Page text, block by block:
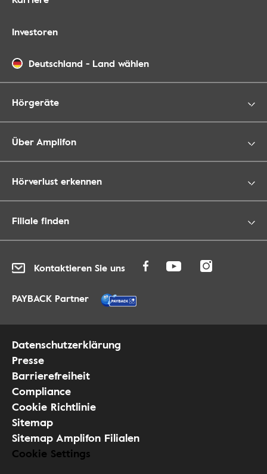
Investoren
Deutschland - Land wählen
Hörgeräte
Über Amplifon
Hörverlust erkennen
Filiale finden
Kontaktieren Sie uns
PAYBACK Partner
Datenschutzerklärung
Presse
Barrierefreiheit
Compliance
Cookie Richtlinie
Sitemap
Sitemap Amplifon Filialen
Cookie Settings